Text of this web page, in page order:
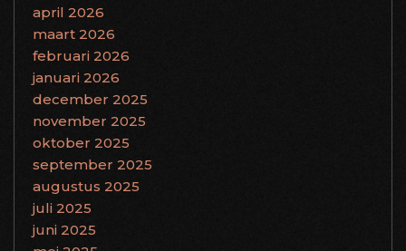
april 2026
maart 2026
februari 2026
januari 2026
december 2025
november 2025
oktober 2025
september 2025
augustus 2025
juli 2025
juni 2025